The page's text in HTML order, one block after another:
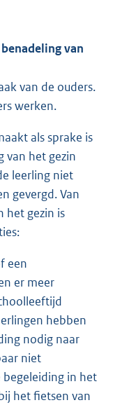
van
van de ouders.
werken.
als sprake is
van het gezin
leerling niet
gevergd. Van
het gezin is
een
er meer
hebben
nodig naar
niet
begeleiding in het
het fietsen van